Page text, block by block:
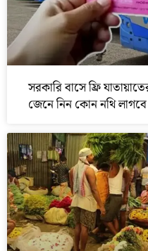
সরকারি বাসে ফ্রি
জেনে নিন কোন নথি লাগবে